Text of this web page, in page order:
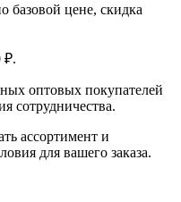
базовой цене, скидка
₽.
оптовых покупателей
сотрудничества.
ассортимент и
для вашего заказа.